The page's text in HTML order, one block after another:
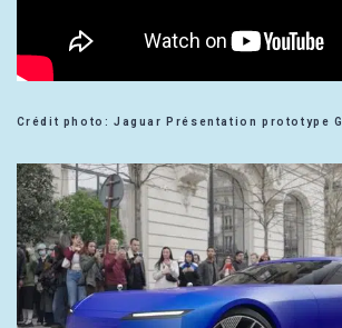
Crédit photo: Jaguar Présentation prototype